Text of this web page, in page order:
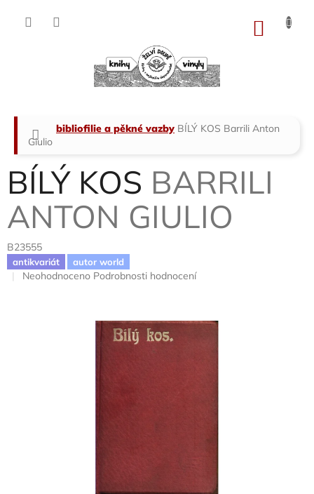
Domů
bibliofilie a pěkné vazby BÍLÝ KOS Barrili Anton
Giulio
BÍLÝ KOS BARRILI
ANTON GIULIO
B23555
antikvariát autor world
Průměrné
Neohodnoceno Podrobnosti hodnocení